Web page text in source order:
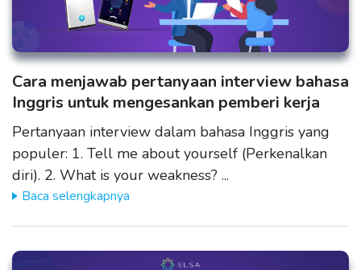
Cara menjawab pertanyaan interview bahasa
Inggris untuk mengesankan pemberi kerja
Pertanyaan interview dalam bahasa Inggris yang
populer: 1. Tell me about yourself (Perkenalkan
diri). 2. What is your weakness? ...
Baca selengkapnya